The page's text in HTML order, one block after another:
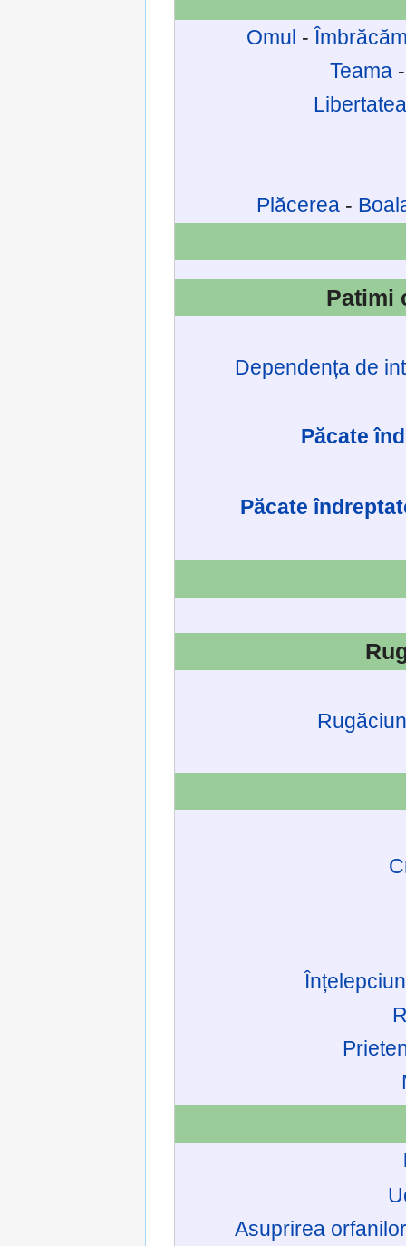
Omul -
Teama
Libertatea
Plăcerea -
Patimi
Dependența de
Păcate
Păcate
Asuprirea